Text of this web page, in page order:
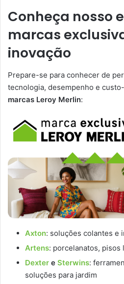
Conheça nosso
marcas
inovação
Prepare-se para conhecer de
tecnologia, desempenho e
marcas Leroy Merlin:
Axton: soluções colantes e
Artens: porcelanatos, pisos
Dexter e Sterwins:
soluções para jardim